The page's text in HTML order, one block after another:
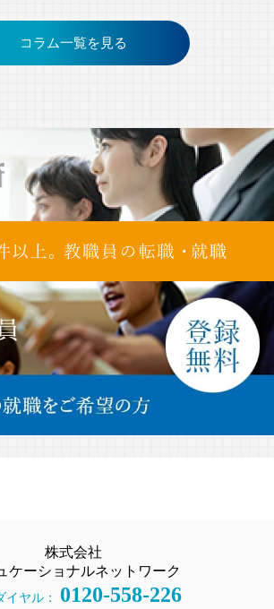
コラム一覧を見る
株式会社
ケーショナルネットワーク
イヤル： 0120-558-226